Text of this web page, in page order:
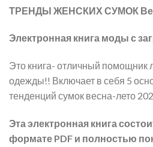
ТРЕНДЫ ЖЕНСКИХ СУМОК
Электронная книга моды с
Это книга- отличный помощник
одежды!! Включает в себя 5
тенденций сумок весна-лето
Эта электронная книга
формате PDF и полностью